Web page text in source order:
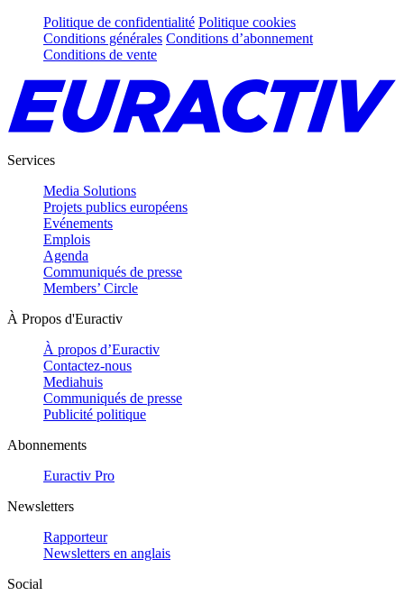
Politique de confidentialité Politique cookies
Conditions générales Conditions d’abonnement
Conditions de vente
Services
Media Solutions
Projets publics européens
Evénements
Emplois
Agenda
Communiqués de presse
Members’ Circle
À Propos d'Euractiv
À propos d’Euractiv
Contactez-nous
Mediahuis
Communiqués de presse
Publicité politique
Abonnements
Euractiv Pro
Newsletters
Rapporteur
Newsletters en anglais
Social